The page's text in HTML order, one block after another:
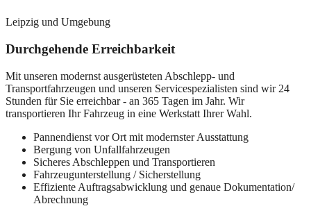
Leipzig und Umgebung
Durchgehende Erreichbarkeit
Mit unseren modernst ausgerüsteten Abschlepp- und
Transportfahrzeugen und unseren Servicespezialisten sind wir 24
Stunden für Sie erreichbar - an 365 Tagen im Jahr. Wir
transportieren Ihr Fahrzeug in eine Werkstatt Ihrer Wahl.
Pannendienst vor Ort mit modernster Ausstattung
Bergung von Unfallfahrzeugen
Sicheres Abschleppen und Transportieren
Fahrzeugunterstellung / Sicherstellung
Effiziente Auftragsabwicklung und genaue Dokumentation/
Abrechnung